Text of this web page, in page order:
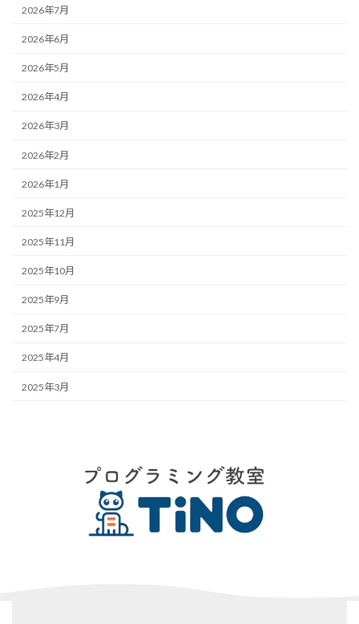
2026年7月
2026年6月
2026年5月
2026年4月
2026年3月
2026年2月
2026年1月
2025年12月
2025年11月
2025年10月
2025年9月
2025年7月
2025年4月
2025年3月